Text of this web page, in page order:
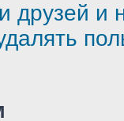
друзей и